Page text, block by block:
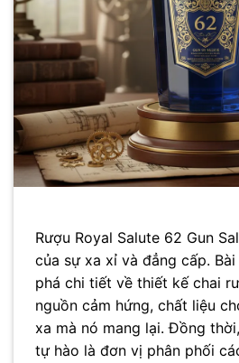
Rượu Royal Salute 62 Gun
của sự xa xỉ và đẳng cấp.
phá chi tiết về thiết kế chai
nguồn cảm hứng, chất liệu
xa mà nó mang lại. Đồng
tự hào là đơn vị phân phối